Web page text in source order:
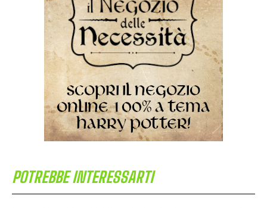
POTREBBE INTERESSARTI